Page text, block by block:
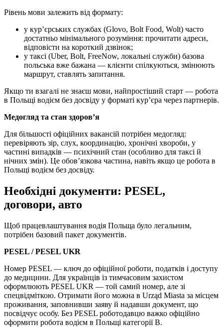
Рівень мови залежить від формату:
у кур’єрських службах (Glovo, Bolt Food, Wolt) часто
достатньо мінімального розуміння: прочитати адреси,
відповісти на короткий дзвінок;
у таксі (Uber, Bolt, FreeNow, локальні служби) базова
польська вже бажана — клієнти спілкуються, змінюють
маршрут, ставлять запитання.
Якщо ти взагалі не знаєш мови, найпростіший старт — робота
в Польщі водієм без досвіду у форматі кур’єра через партнерів.
Медогляд та стан здоров’я
Для більшості офіційних вакансій потрібен медогляд:
перевіряють зір, слух, координацію, хронічні хвороби, у
частині випадків — психічний стан (особливо для таксі й
нічних змін). Це обов’язкова частина, навіть якщо це робота в
Польщі водієм без досвіду.
Необхідні документи: PESEL,
договори, авто
Щоб працевлаштування водія Польща було легальним,
потрібен базовий пакет документів.
PESEL / PESEL UKR
Номер PESEL — ключ до офіційної роботи, податків і доступу
до медицини. Для українців із тимчасовим захистом
оформлюють PESEL UKR — той самий номер, але зі
спецвідміткою. Отримати його можна в Urząd Miasta за місцем
проживання, заповнивши заяву й надавши документ, що
посвідчує особу. Без PESEL роботодавцю важко офіційно
оформити робота водієм в Польщі категорії B.